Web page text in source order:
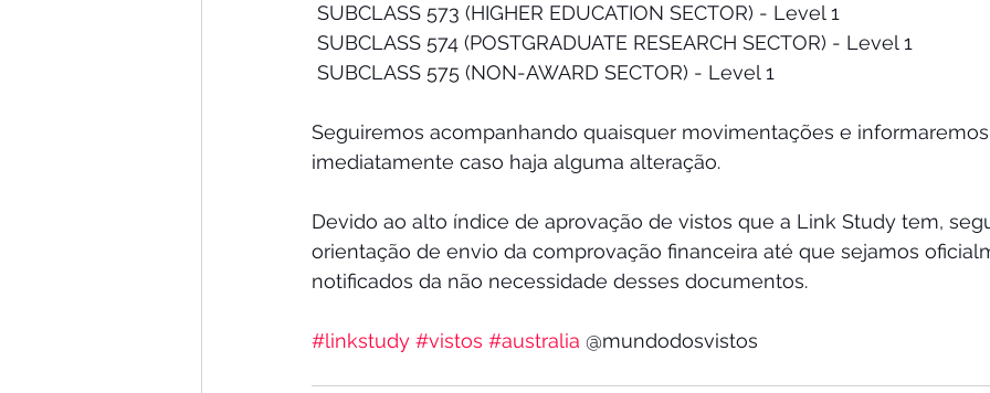
SUBCLASS 573 (HIGHER EDUCATION SECTOR) - Level 1
SUBCLASS 574 (POSTGRADUATE RESEARCH SECTOR) - Level 1
SUBCLASS 575 (NON-AWARD SECTOR) - Level 1
Seguiremos acompanhando quaisquer movimentações e informaremos
imediatamente caso haja alguma alteração.
Devido ao alto índice de aprovação de vistos que a Link Study tem,
orientação de envio da comprovação financeira até que sejamos
notificados da não necessidade desses documentos.
#linkstudy #vistos #australia @mundodosvistos